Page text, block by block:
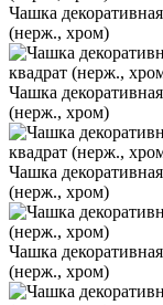
Чашка
(нерж., хром)
Чашка
(нерж., хром)
Чашка
(нерж., хром)
Чашка
(нерж., хром)